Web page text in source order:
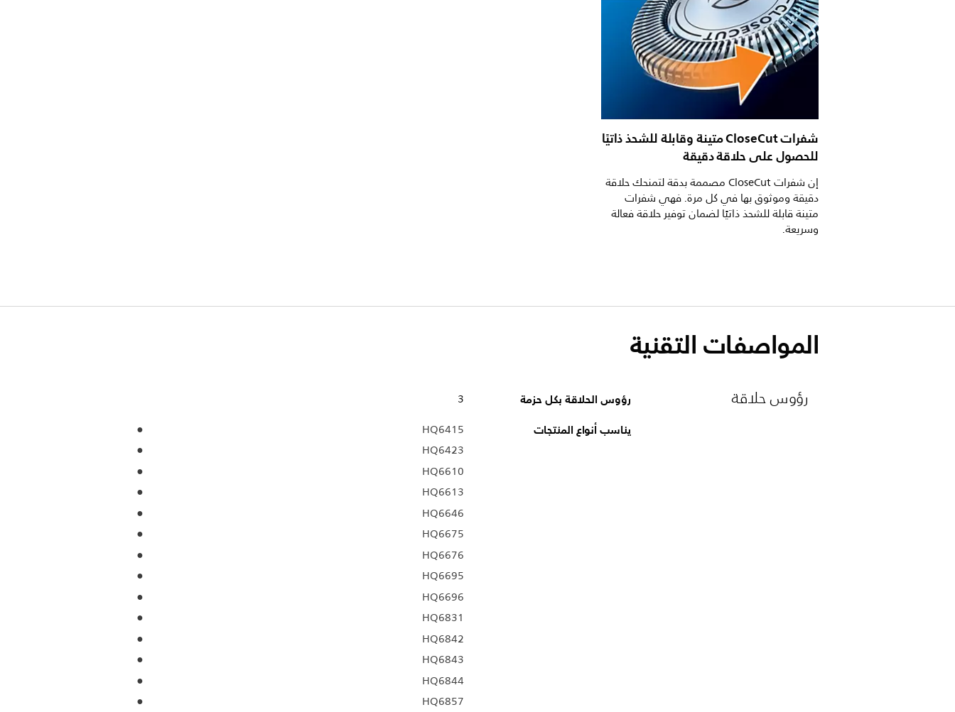
شفرات CloseCut متينة وقابلة للشحذ ذاتيًا
للحصول على حلاقة دقيقة
إن شفرات CloseCut مصممة بدقة لتمنحك حلاقة
دقيقة وموثوق بها في كل مرة. فهي شفرات
متينة قابلة للشحذ ذاتيًا لضمان توفير حلاقة فعالة
وسريعة.
المواصفات التقنية
رؤوس حلاقة رؤوس الحلاقة بكل حزمة 3
يناسب أنواع المنتجات
HQ6415
HQ6423
HQ6610
HQ6613
HQ6646
HQ6675
HQ6676
HQ6695
HQ6696
HQ6831
HQ6842
HQ6843
HQ6844
HQ6857